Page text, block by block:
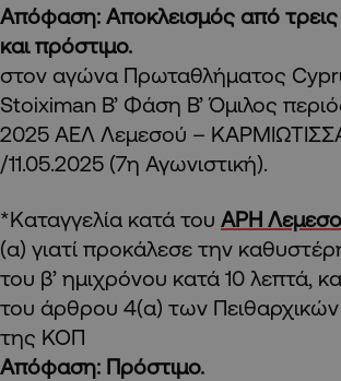
Απόφαση: Αποκλεισμός από τρεις
και πρόστιμο.
στον αγώνα Πρωταθλήματος
Stoiximan Β’ Φάση Β’ Όμιλος
2025 ΑΕΛ Λεμεσού –
/11.05.2025 (7η Αγωνιστική).
*Καταγγελία κατά του ΑΡΗ
(α) γιατί προκάλεσε την
του β’ ημιχρόνου κατά 10 λεπτά,
του άρθρου 4(α) των
της ΚΟΠ
Απόφαση: Πρόστιμο.